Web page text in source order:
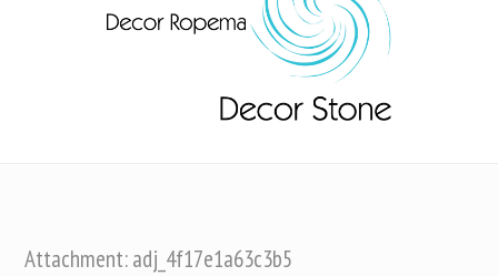
Attachment: adj_4f17e1a63c3b5